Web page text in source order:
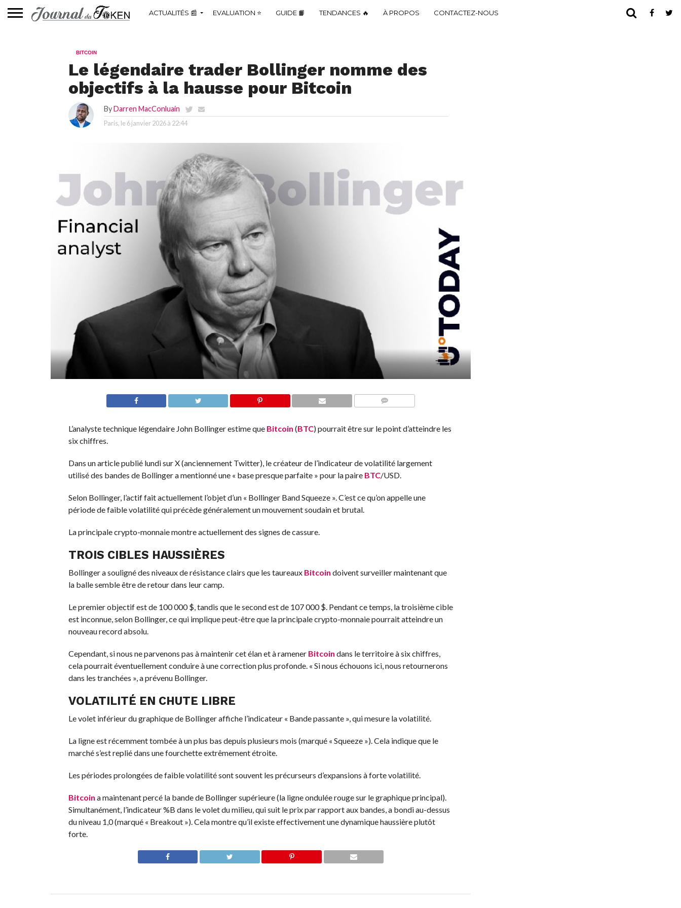
ACTUALITÉS 📰 EVALUATION ⭐ GUIDE 📙 TENDANCES 🔥 À PROPOS CONTACTEZ-NOUS
BITCOIN
Le légendaire trader Bollinger nomme des
objectifs à la hausse pour Bitcoin
ByDarren MacConluain
Paris, le 6 janvier 2026 à 22:44
L’analyste technique légendaire John Bollinger estime que Bitcoin (BTC) pourrait être sur le point d’atteindre les
six chiffres.
Dans un article publié lundi sur X (anciennement Twitter), le créateur de l’indicateur de volatilité largement
utilisé des bandes de Bollinger a mentionné une « base presque parfaite » pour la paire BTC/USD.
Selon Bollinger, l’actif fait actuellement l’objet d’un « Bollinger Band Squeeze ». C’est ce qu’on appelle une
période de faible volatilité qui précède généralement un mouvement soudain et brutal.
La principale crypto-monnaie montre actuellement des signes de cassure.
TROIS CIBLES HAUSSIÈRES
Bollinger a souligné des niveaux de résistance clairs que les taureaux Bitcoin doivent surveiller maintenant que
la balle semble être de retour dans leur camp.
Le premier objectif est de 100 000 $, tandis que le second est de 107 000 $. Pendant ce temps, la troisième cible
est inconnue, selon Bollinger, ce qui implique peut-être que la principale crypto-monnaie pourrait atteindre un
nouveau record absolu.
Cependant, si nous ne parvenons pas à maintenir cet élan et à ramener Bitcoin dans le territoire à six chiffres,
cela pourrait éventuellement conduire à une correction plus profonde. « Si nous échouons ici, nous retournerons
dans les tranchées », a prévenu Bollinger.
VOLATILITÉ EN CHUTE LIBRE
Le volet inférieur du graphique de Bollinger affiche l’indicateur « Bande passante », qui mesure la volatilité.
La ligne est récemment tombée à un plus bas depuis plusieurs mois (marqué « Squeeze »). Cela indique que le
marché s’est replié dans une fourchette extrêmement étroite.
Les périodes prolongées de faible volatilité sont souvent les précurseurs d’expansions à forte volatilité.
Bitcoin a maintenant percé la bande de Bollinger supérieure (la ligne ondulée rouge sur le graphique principal).
Simultanément, l’indicateur %B dans le volet du milieu, qui suit le prix par rapport aux bandes, a bondi au-dessus
du niveau 1,0 (marqué « Breakout »). Cela montre qu’il existe effectivement une dynamique haussière plutôt
forte.